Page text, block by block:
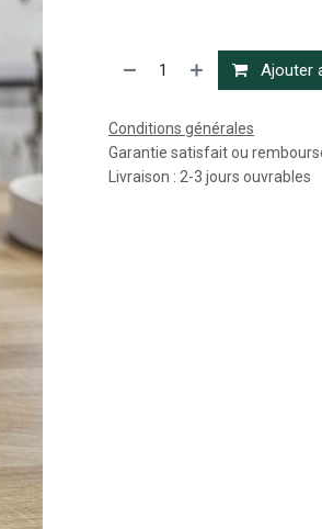
Ajouter
Conditions générales
Garantie satisfait ou
Livraison : 2-3 jours ouvrables